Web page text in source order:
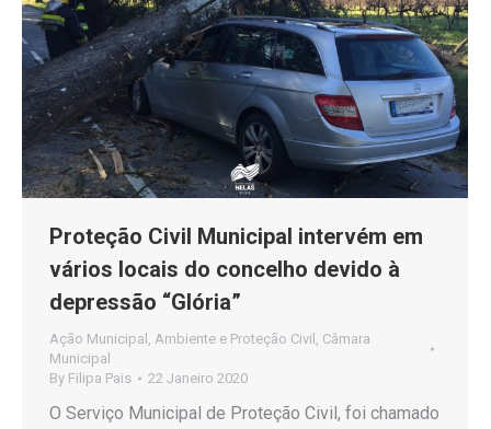
Proteção Civil Municipal intervém em
vários locais do concelho devido à
depressão “Glória”
Ação Municipal , Ambiente e Proteção Civil , Câmara
Municipal
By Filipa Pais 22 Janeiro 2020
O Serviço Municipal de Proteção Civil, foi chamado